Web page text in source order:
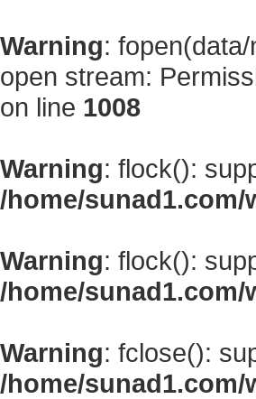
Warning:
open stream:
on line 1008
Warning: flock():
/home/
Warning: flock():
/home/
Warning: fclose():
/home/